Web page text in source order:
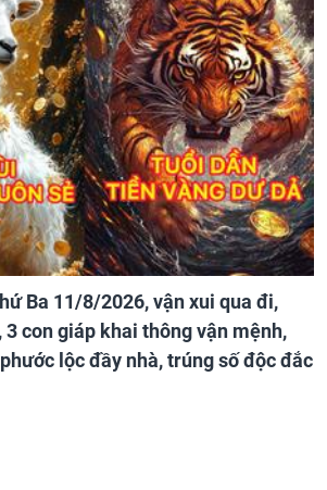
Ba 11/8/2026, vận xui qua đi,
3 con giáp khai thông vận mệnh,
lộc đầy nhà, trúng số độc đắc